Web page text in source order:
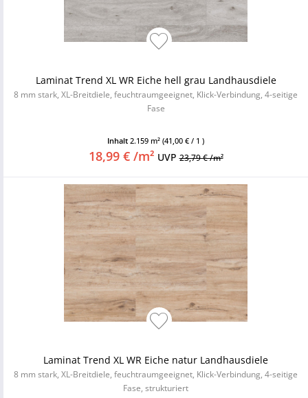
Laminat Trend XL WR Eiche hell grau Landhausdiele
8 mm stark, XL-Breitdiele, feuchtraumgeeignet, Klick-Verbindung, 4-seitige
Fase
Inhalt 2.159 m² (41,00 € / 1 )
18,99 € /m² UVP23,79 € /m²
Laminat Trend XL WR Eiche natur Landhausdiele
8 mm stark, XL-Breitdiele, feuchtraumgeeignet, Klick-Verbindung, 4-seitige
Fase, strukturiert